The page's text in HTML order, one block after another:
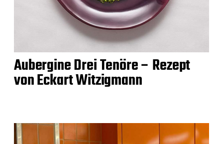
Aubergine Drei Tenöre – Rezept
von Eckart Witzigmann